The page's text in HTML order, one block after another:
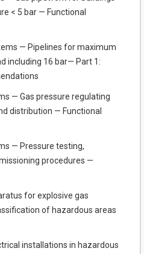
< 5 bar — Functional
— Pipelines for maximum
including 16 bar— Part 1:
— Gas pressure regulating
distribution — Functional
— Pressure testing,
procedures —
for explosive gas
of hazardous areas
installations in hazardous